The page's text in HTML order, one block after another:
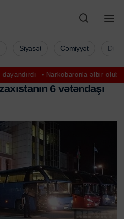
əlbir olub keçmiş ərinə
Siyasət Cəmiyyət
axıstanın 6 vətəndaşı